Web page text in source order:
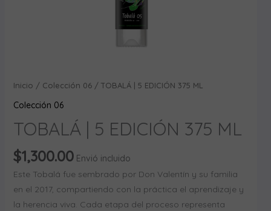
Inicio / Colección 06/ TOBALÁ | 5 EDICIÓN 375 ML
Colección 06
TOBALÁ | 5 EDICIÓN 375 ML
$1,300.00 Envió incluido
Este Tobalá fue sembrado por Don Valentín y su familia
en el 2017, compartiendo con la práctica el aprendizaje y
la herencia viva. Cada etapa del proceso representa